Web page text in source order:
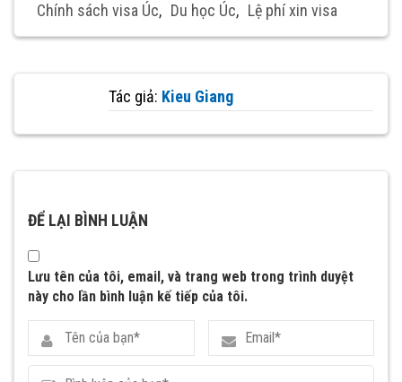
Chính sách visa Úc, Du học Úc, Lệ phí xin visa
Tác giả: Kieu Giang
ĐỂ LẠI BÌNH LUẬN
Lưu tên của tôi, email, và trang web trong trình duyệt
này cho lần bình luận kế tiếp của tôi.